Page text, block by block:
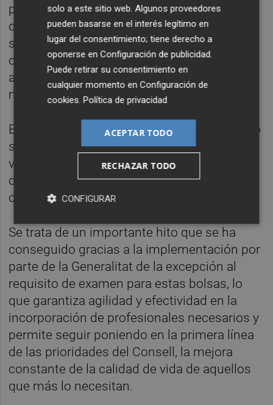
profesionales de atención sociosanitaria, 47
de auxiliar de enfermería, 40 educadores
sociales, 13 enfermeros, 3 terapeuta
ocupacional, 18 ayudantes de residencia, 14
auxiliares de cocina, 1 auxiliar de
mantenimiento y 16 subalternos.
El número de profesionales se irá ampliando
según las necesidades de sustitución que
vayan surgiendo en los centros para los
doce grupos profesionales que se prevén
cubrir.
Se trata de un importante hito que se ha
conseguido gracias a la implementación por
parte de la Generalitat de la excepción al
requisito de examen para estas bolsas, lo
que garantiza agilidad y efectividad en la
incorporación de profesionales necesarios y
permite seguir poniendo en la primera línea
de las prioridades del Consell, la mejora
constante de la calidad de vida de aquellos
que más lo necesitan.
solo a este sitio web. Algunos proveedores
pueden basarse en el interés legítimo en
lugar del consentimiento; tiene derecho a
oponerse enConfiguración de publicidad
Puede retirar su consentimiento en
cualquier momento enConfiguración de
cookies .Política de privacidad
ACEPTAR TODO
RECHAZAR TODO
CONFIGURAR